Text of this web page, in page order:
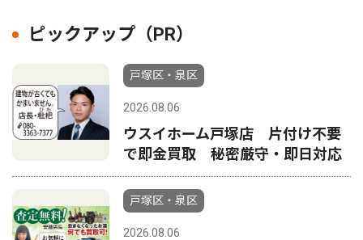
ピックアップ（PR）
戸塚区・泉区
2026.08.06
ウスイホーム戸塚店 片付け不要
で即金買取 秘密厳守・即日対応
戸塚区・泉区
2026.08.06